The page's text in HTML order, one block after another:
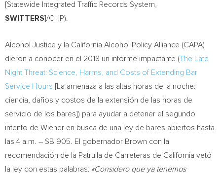
[Statewide Integrated Traffic Records System,
SWITTERS]/CHP).
Alcohol Justice y la California Alcohol Policy Alliance (CAPA)
dieron a conocer en el 2018 un informe impactante (The Late
Night Threat: Science, Harms, and Costs of Extending Bar
Service Hours [La amenaza a las altas horas de la noche:
ciencia, daños y costos de la extensión de las horas de
servicio de los bares]) para ayudar a detener el segundo
intento de Wiener en busca de una ley de bares abiertos hasta
las 4 a.m. – SB 905. El gobernador Brown con la
recomendación de la Patrulla de Carreteras de California vetó
la ley con estas palabras: «Considero que ya tenemos